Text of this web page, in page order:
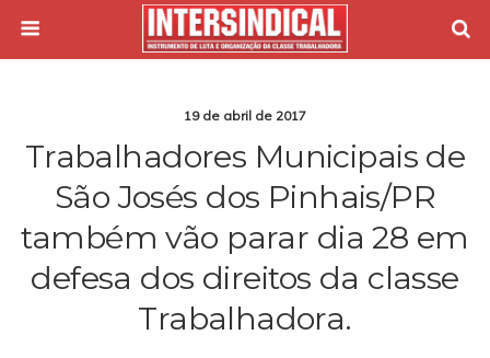
19 de abril de 2017
Trabalhadores Municipais de
São Josés dos Pinhais/PR
também vão parar dia 28 em
defesa dos direitos da classe
Trabalhadora.